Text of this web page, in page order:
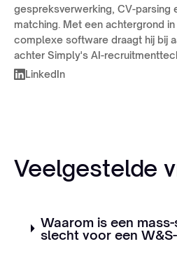
gespreksverwerking, CV-parsing
matching. Met een achtergrond
complexe software draagt hij bij
achter Simply's AI-
LinkedIn
Veelgestelde
Waarom is een
slecht voor een